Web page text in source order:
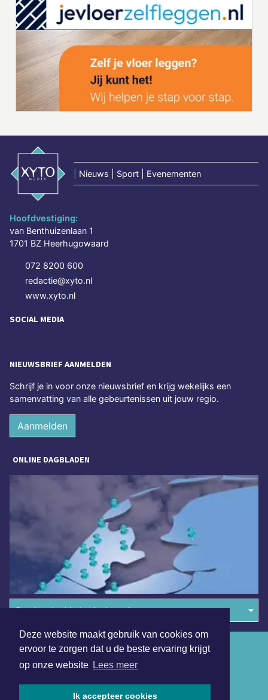
Deze website maakt gebruik van cookies om
ervoor te zorgen dat u de beste ervaring krijgt
op onze website Lees meer
Ik accepteer cookies
Nieuws | Sport | Evenementen
Hoofdvestiging:
van Benthuizenlaan 1
1701 BZ Heerhugowaard
072 8200 600
redactie@xyto.nl
www.xyto.nl
SOCIAL MEDIA
NIEUWSBRIEF AANMELDEN
Schrijf je in voor onze nieuwsbrief en krijg wekelijks een
samenvatting van alle gebeurtenissen uit jouw regio.
Aanmelden
ONLINE DAGBLADEN
Overige dagbladen in de regio
Algemene voorwaarden
Disclaimer